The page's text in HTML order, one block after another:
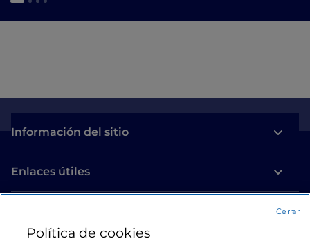
Información del sitio
Enlaces útiles
Política de cookies
Cerrar